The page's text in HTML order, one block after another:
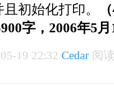
初始化打印。
字，2006年5
19 22:32 Cedar 阅